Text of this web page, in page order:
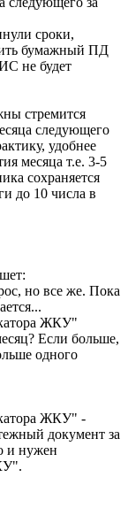
сроки,
бумажный ПД
не будет
стремится
следующего
удобнее
месяца т.е. 3-5
сохраняется
до 10 числа в
но все же. Пока
ЖКУ"
Если больше,
одного
ЖКУ" -
документ за
и нужен